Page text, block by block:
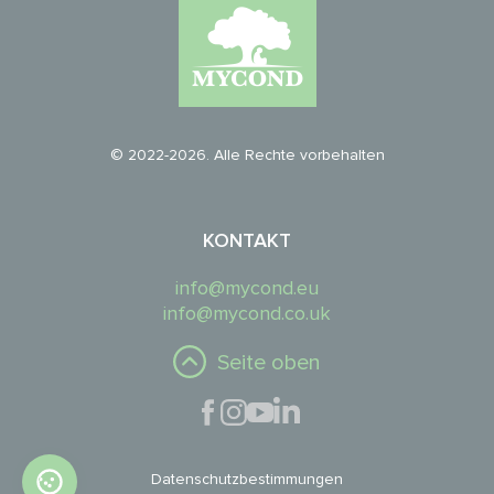
© 2022-2026. Alle Rechte vorbehalten
KONTAKT
info@mycond.eu
info@mycond.co.uk
Seite oben
Datenschutzbestimmungen